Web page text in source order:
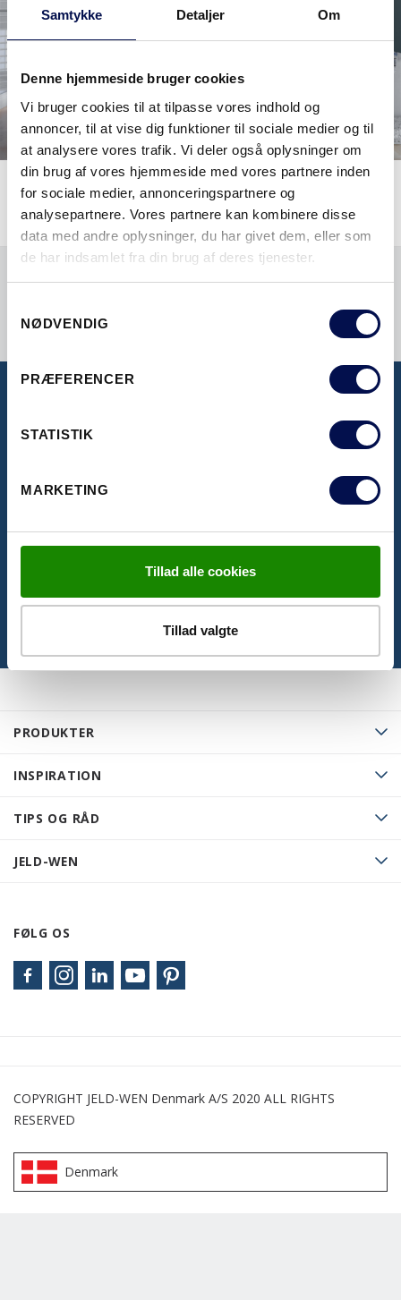
Samtykke Detaljer Om
Denne hjemmeside bruger cookies
Vi bruger cookies til at tilpasse vores indhold og
annoncer, til at vise dig funktioner til sociale medier og til
at analysere vores trafik. Vi deler også oplysninger om
din brug af vores hjemmeside med vores partnere inden
for sociale medier, annonceringspartnere og
analysepartnere. Vores partnere kan kombinere disse
data med andre oplysninger, du har givet dem, eller som
de har indsamlet fra din brug af deres tjenester.
NØDVENDIG
PRÆFERENCER
STATISTIK
MARKETING
Tillad alle cookies
Tillad valgte
PRODUKTER
INSPIRATION
TIPS OG RÅD
JELD-WEN
FØLG OS
BROCHURER OG PRISLISTER
Her kan du se vores inspirerende brochurer,
samt se seneste prislister
KLIK HER
COPYRIGHT JELD-WEN Denmark A/S 2020 ALL RIGHTS
RESERVED
Denmark